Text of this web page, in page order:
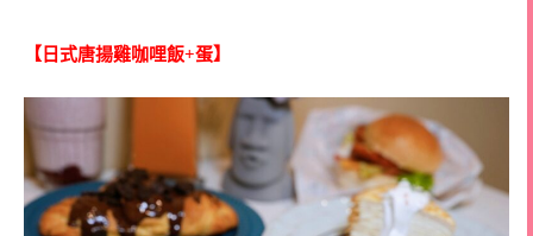
【日式唐揚雞咖哩飯+蛋】